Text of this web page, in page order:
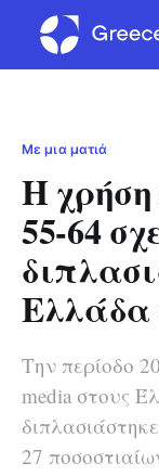
Με μια ματιά
Η χρήση
55-64
Ελλάδα
Την περίοδο
media στους
27